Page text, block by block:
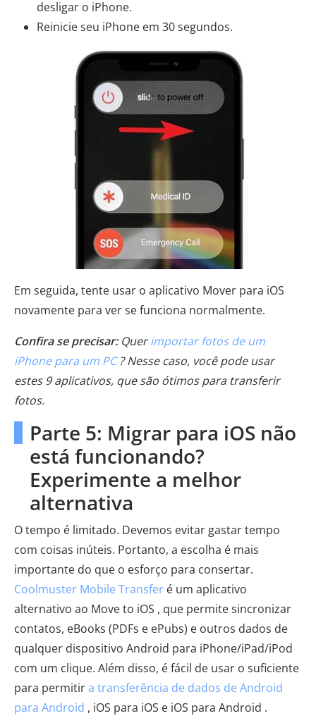
desligar o iPhone.
Reinicie seu iPhone em 30 segundos.
Em seguida, tente usar o aplicativo Mover para iOS
novamente para ver se funciona normalmente.
Confira se precisar:Querimportar fotos de um
iPhone para um PC? Nesse caso, você pode usar
estes 9 aplicativos, que são ótimos para transferir
fotos.
Parte 5: Migrar para iOS não
está funcionando?
Experimente a melhor
alternativa
O tempo é limitado. Devemos evitar gastar tempo
com coisas inúteis. Portanto, a escolha é mais
importante do que o esforço para consertar.
Coolmuster Mobile Transfer é um aplicativo
alternativo ao Move to iOS , que permite sincronizar
contatos, eBooks (PDFs e ePubs) e outros dados de
qualquer dispositivo Android para iPhone/iPad/iPod
com um clique. Além disso, é fácil de usar o suficiente
para permitira transferência de dados de Android
para Android , iOS para iOS e iOS para Android .